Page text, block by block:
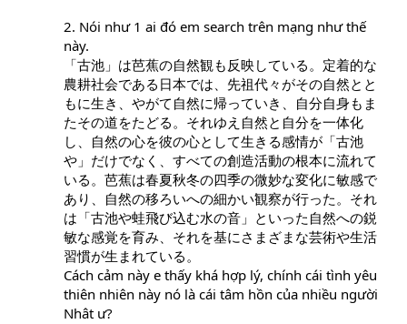
Lý do để phải ôm câu hỏi như trên là vì dù là văn học
đi nữa thì cũng cần có 1 sự giải thích hợp lý, rõ ràng.
Tuy thế hầu như không có ai có 1 câu trả lời rõ ràng cả.
Tạm thời xin dừng ở đây. Và trên diễn đàn này ai quan
tâm đến văn học Nhật hay quan tâm đến bài thơi này
xin cho ý kiến rồi sẽ cùng thảo luận tiếp nhé
2. Nói như 1 ai đó em search trên mạng như thế
này.
「古池」は芭蕉の自然観も反映している。定着的な
農耕社会である日本では、先祖代々がその自然とと
もに生き、やがて自然に帰っていき、自分自身もま
たその道をたどる。それゆえ自然と自分を一体化
し、自然の心を彼の心として生きる感情が「古池
や」だけでなく、すべての創造活動の根本に流れて
いる。芭蕉は春夏秋冬の四季の微妙な変化に敏感で
あり、自然の移ろいへの細かい観察が行った。それ
は「古池や蛙飛び込む水の音」といった自然への鋭
敏な感覚を育み、それを基にさまざまな芸術や生活
習慣が生まれている。
Cách cảm này e thấy khá hợp lý, chính cái tình yêu
thiên nhiên này nó là cái tâm hồn của nhiều người
Nhât ư?